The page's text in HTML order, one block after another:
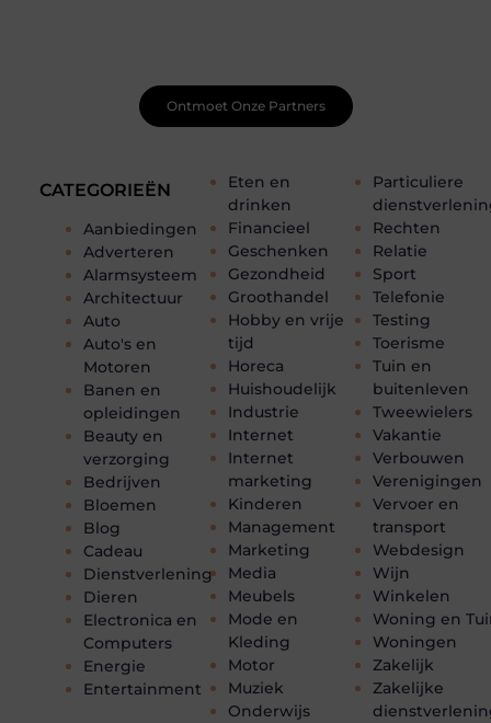
CATEGORIEËN
Aanbiedingen
Adverteren
Alarmsysteem
Architectuur
Auto
Auto's en
Motoren
Banen en
opleidingen
Beauty en
verzorging
Bedrijven
Bloemen
Blog
Cadeau
Dienstverlening
Dieren
Electronica en
Computers
Energie
Entertainment
Eten en
drinken
Financieel
Geschenken
Gezondheid
Groothandel
Hobby en vrije
tijd
Horeca
Huishoudelijk
Industrie
Internet
Internet
marketing
Kinderen
Management
Marketing
Media
Meubels
Mode en
Kleding
Motor
Muziek
Onderwijs
Particuliere
Rechten
Relatie
Sport
Telefonie
Testing
Toerisme
Tuin en
buitenleven
Tweewielers
Vakantie
Verbouwen
Verenigingen
Vervoer en
transport
Webdesign
Wijn
Winkelen
Woning en
Woningen
Zakelijk
Zakelijke
Ontmoet Onze Partners